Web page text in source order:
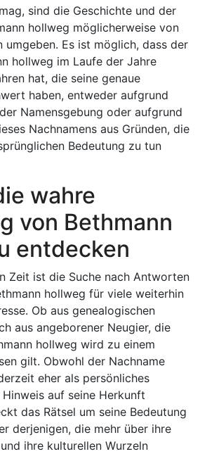
sind die Geschichte und der
hollweg möglicherweise von
umgeben. Es ist möglich, dass der
hollweg im Laufe der Jahre
hat, die seine genaue
haben, entweder aufgrund
Namensgebung oder aufgrund
Nachnamens aus Gründen, die
Bedeutung zu tun
wahre
von Bethmann
entdecken
Zeit ist die Suche nach Antworten
hollweg für viele weiterhin
Ob aus genealogischen
aus angeborener Neugier, die
hollweg wird zu einem
gilt. Obwohl der Nachname
eher als persönliches
auf seine Herkunft
das Rätsel um seine Bedeutung
derjenigen, die mehr über ihre
ihre kulturellen Wurzeln